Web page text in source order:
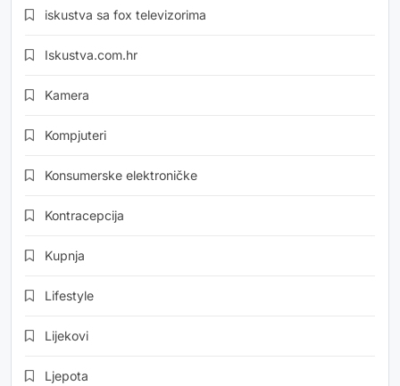
iskustva sa fox televizorima
Iskustva.com.hr
Kamera
Kompjuteri
Konsumerske elektroničke
Kontracepcija
Kupnja
Lifestyle
Lijekovi
Ljepota